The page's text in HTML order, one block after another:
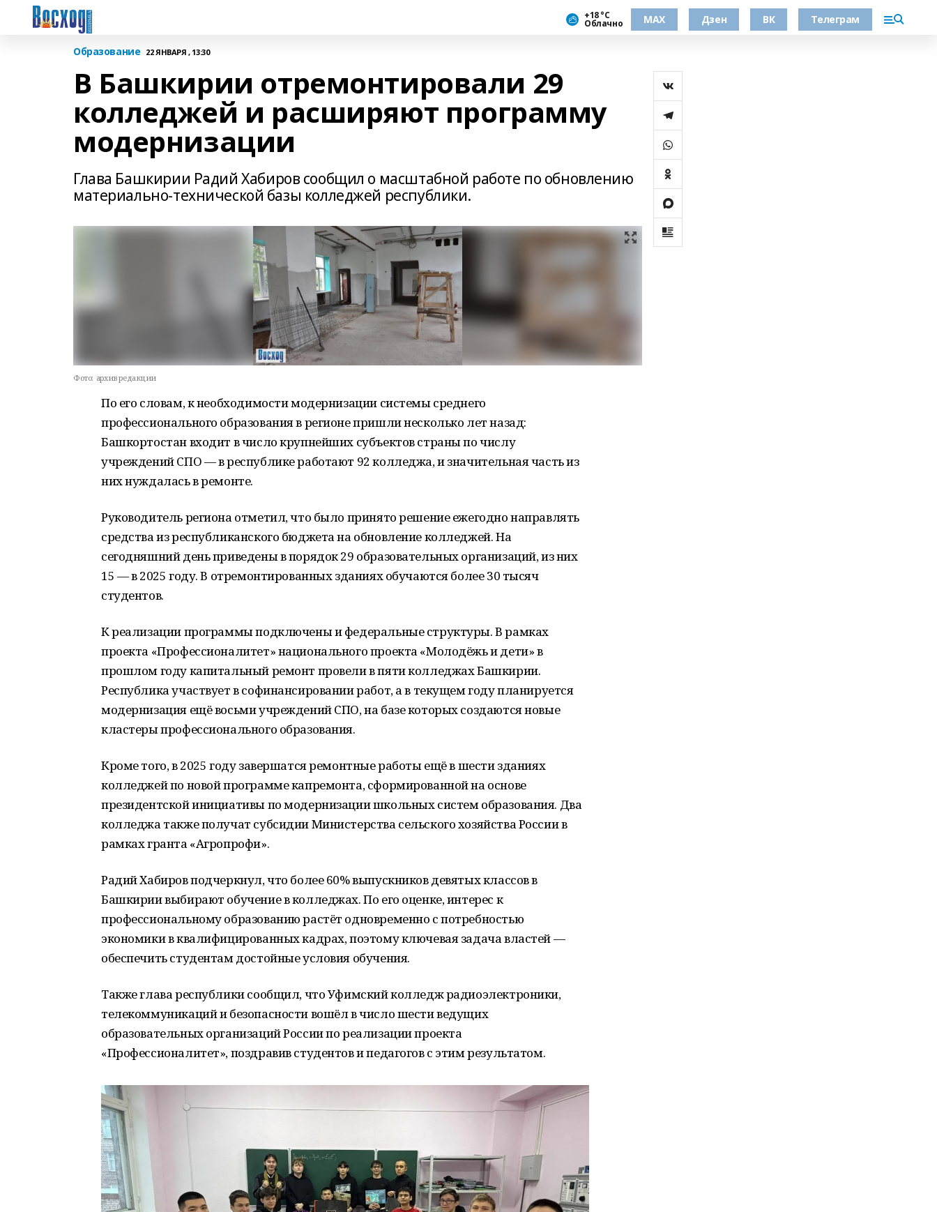
+18 °С
Облачно МАХ Дзен ВК Телеграм
Образование 22 ЯНВАРЯ , 13:30
В Башкирии отремонтировали 29
колледжей и расширяют программу
модернизации
Глава Башкирии Радий Хабиров сообщил о масштабной работе по обновлению
материально-технической базы колледжей республики.
Фото: архив редакции
По его словам, к необходимости модернизации системы среднего
профессионального образования в регионе пришли несколько лет назад:
Башкортостан входит в число крупнейших субъектов страны по числу
учреждений СПО — в республике работают 92 колледжа, и значительная часть из
них нуждалась в ремонте.
Руководитель региона отметил, что было принято решение ежегодно направлять
средства из республиканского бюджета на обновление колледжей. На
сегодняшний день приведены в порядок 29 образовательных организаций, из них
15 — в 2025 году. В отремонтированных зданиях обучаются более 30 тысяч
студентов.
К реализации программы подключены и федеральные структуры. В рамках
проекта «Профессионалитет» национального проекта «Молодёжь и дети» в
прошлом году капитальный ремонт провели в пяти колледжах Башкирии.
Республика участвует в софинансировании работ, а в текущем году планируется
модернизация ещё восьми учреждений СПО, на базе которых создаются новые
кластеры профессионального образования.
Кроме того, в 2025 году завершатся ремонтные работы ещё в шести зданиях
колледжей по новой программе капремонта, сформированной на основе
президентской инициативы по модернизации школьных систем образования. Два
колледжа также получат субсидии Министерства сельского хозяйства России в
рамках гранта «Агропрофи».
Радий Хабиров подчеркнул, что более 60% выпускников девятых классов в
Башкирии выбирают обучение в колледжах. По его оценке, интерес к
профессиональному образованию растёт одновременно с потребностью
экономики в квалифицированных кадрах, поэтому ключевая задача властей —
обеспечить студентам достойные условия обучения.
Также глава республики сообщил, что Уфимский колледж радиоэлектроники,
телекоммуникаций и безопасности вошёл в число шести ведущих
образовательных организаций России по реализации проекта
«Профессионалитет», поздравив студентов и педагогов с этим результатом.